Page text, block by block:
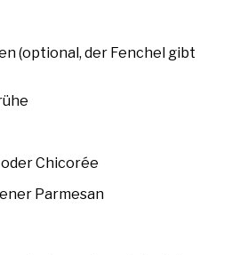
(optional, der Fenchel gibt
oder Chicorée
Parmesan